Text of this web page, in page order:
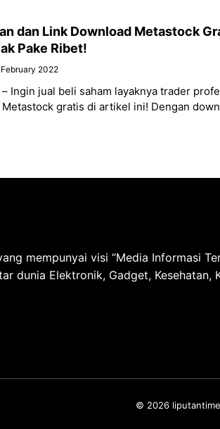
dan Link Download Metastock
Pake Ribet!
2022
Ingin jual beli saham layaknya trader
gratis di artikel ini! Dengan
mempunyai visi “Media Informasi
dunia Elektronik, Gadget, Kesehatan,
© 2026